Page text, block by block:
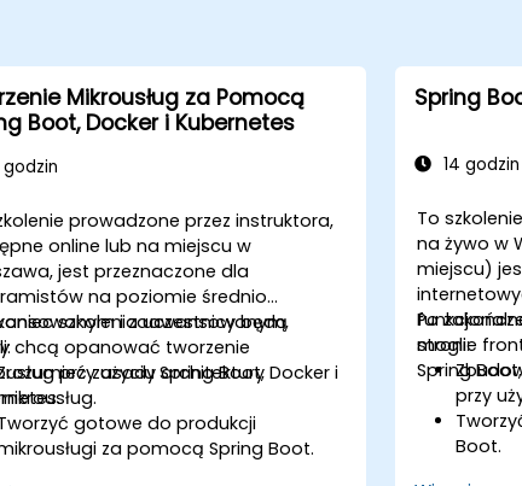
Mikrousług za Pomocą
Boot, Docker i Kubernetes
godzin
prowadzone przez instruktora,
online lub na miejscu w
jest przeznaczone dla
na poziomie średnio
i zaawansowanym,
chcą opanować tworzenie
przy użyciu Spring Boot, Docker i
szkolenia uczestnicy będą
zasady architektury
gotowe do produkcji
za pomocą Spring Boot.
Spring
14 godzin
To
na żywo w
miejscu)
stronie
Spring
Po
mogli:
przy
Boot.